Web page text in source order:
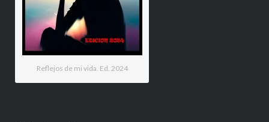
Reflejos de mi vida. Ed. 2024